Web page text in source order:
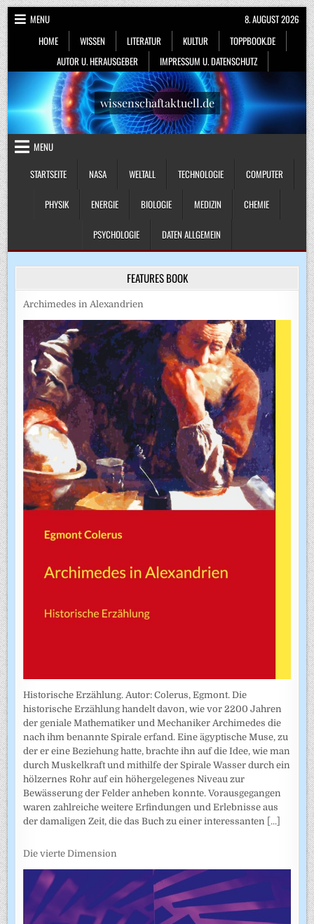
Skip
to
content
MENU
HOME
WISSEN LITERATUR KULTUR
TOPPBOOK.DE
AUTOR U. HERAUSGEBER
IMPRESSUM U. DATENSCHUTZ
8. AUGUST 2026
wissenschaftaktuell.de
MENU
STARTSEITE
NASA WELTALL TECHNOLOGIE COMPUTER
PHYSIK ENERGIE BIOLOGIE MEDIZIN CHEMIE
PSYCHOLOGIE DATEN ALLGEMEIN
FEATURES BOOK
Archimedes in Alexandrien
Historische Erzählung. Autor: Colerus, Egmont. Die
historische Erzählung handelt davon, wie vor 2200 Jahren
der geniale Mathematiker und Mechaniker Archimedes die
nach ihm benannte Spirale erfand. Eine ägyptische Muse, zu
der er eine Beziehung hatte, brachte ihn auf die Idee, wie man
durch Muskelkraft und mithilfe der Spirale Wasser durch ein
hölzernes Rohr auf ein höhergelegenes Niveau zur
Bewässerung der Felder anheben konnte. Vorausgegangen
waren zahlreiche weitere Erfindungen und Erlebnisse aus
der damaligen Zeit, die das Buch zu einer interessanten [...]
Die vierte Dimension